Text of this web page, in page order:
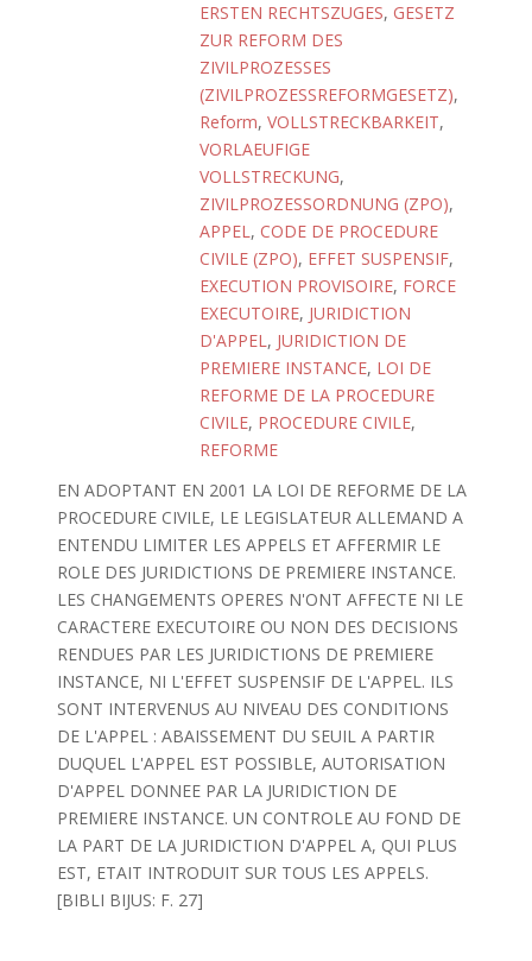
ERSTEN RECHTSZUGES, GESETZ
ZUR REFORM DES
ZIVILPROZESSES
(ZIVILPROZESSREFORMGESETZ),
Reform, VOLLSTRECKBARKEIT,
VORLAEUFIGE
VOLLSTRECKUNG,
ZIVILPROZESSORDNUNG (ZPO),
APPEL, CODE DE PROCEDURE
CIVILE (ZPO), EFFET SUSPENSIF,
EXECUTION PROVISOIRE, FORCE
EXECUTOIRE, JURIDICTION
D'APPEL, JURIDICTION DE
PREMIERE INSTANCE, LOI DE
REFORME DE LA PROCEDURE
CIVILE, PROCEDURE CIVILE,
REFORME
EN ADOPTANT EN 2001 LA LOI DE REFORME DE LA
PROCEDURE CIVILE, LE LEGISLATEUR ALLEMAND A
ENTENDU LIMITER LES APPELS ET AFFERMIR LE
ROLE DES JURIDICTIONS DE PREMIERE INSTANCE.
LES CHANGEMENTS OPERES N'ONT AFFECTE NI LE
CARACTERE EXECUTOIRE OU NON DES DECISIONS
RENDUES PAR LES JURIDICTIONS DE PREMIERE
INSTANCE, NI L'EFFET SUSPENSIF DE L'APPEL. ILS
SONT INTERVENUS AU NIVEAU DES CONDITIONS
DE L'APPEL : ABAISSEMENT DU SEUIL A PARTIR
DUQUEL L'APPEL EST POSSIBLE, AUTORISATION
D'APPEL DONNEE PAR LA JURIDICTION DE
PREMIERE INSTANCE. UN CONTROLE AU FOND DE
LA PART DE LA JURIDICTION D'APPEL A, QUI PLUS
EST, ETAIT INTRODUIT SUR TOUS LES APPELS.
[BIBLI BIJUS: F. 27]